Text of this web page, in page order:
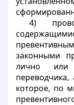
4)
законными
лично или
которое, по